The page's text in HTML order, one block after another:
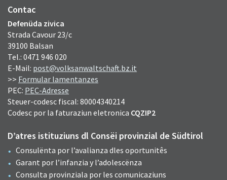
Contac
Defenüda zivica
Strada Cavour 23/c
39100 Balsan
Tel.: 0471 946 020
E-Mail: post@volksanwaltschaft.bz.it
>> Formular lamentanzes
PEC: PEC-Adresse
Steuer-codesc fiscal: 80004340214
Codesc por la faturaziun eletronica CQZIP2
D’atres istituziuns dl Consëi provinzial de Südtirol
Consulënta por l’avalianza dles oportunitês
Garant por l’infanzia y l’adolescënza
Consulta provinziala por les comunicaziuns